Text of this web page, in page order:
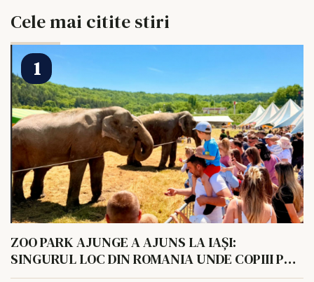
Cele mai citite stiri
ZOO PARK AJUNGE A AJUNS LA IAȘI:
SINGURUL LOC DIN ROMANIA UNDE COPIII POT
HRANI UN ELEFANT